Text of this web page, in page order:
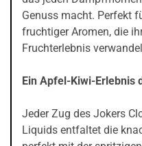
Genuss macht. Perfekt
fruchtiger Aromen, die
Fruchterlebnis
Ein Apfel-Kiwi-Erlebnis
Jeder Zug des Jokers
Liquids entfaltet die